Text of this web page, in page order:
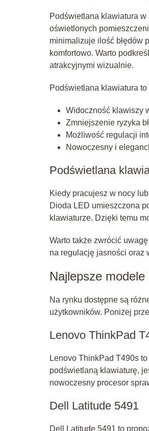
Podświetlana klawiatura w
oświetlonych
minimalizuje ilość błędów
komfortowo. Warto
atrakcyjnymi wizualnie.
Podświetlana klawiatura
Widoczność klawiszy
Zmniejszenie ryzyka
Możliwość regulacji
Nowoczesny i
Podświetlana
Kiedy pracujesz w nocy
Dioda LED umieszczona
klawiaturze. Dzięki temu
Warto także zwrócić
na regulację jasności oraz
Najlepsze
Na rynku dostępne są
użytkowników. Poniżej
Lenovo ThinkPad
Lenovo ThinkPad T490s
podświetlaną klawiaturę,
nowoczesny procesor
Dell Latitude 5491
Dell Latitude 5491 to